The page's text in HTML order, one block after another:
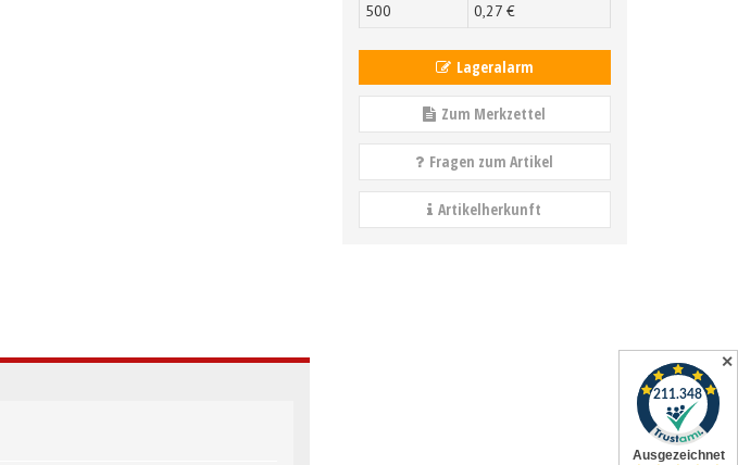
✕
500
0,27 €
Lageralarm
Zum Merkzettel
Fragen zum Artikel
Artikelherkunft